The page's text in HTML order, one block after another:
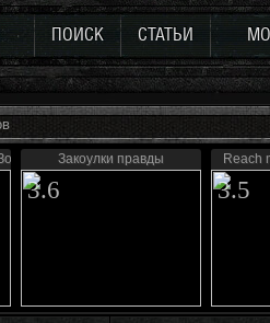
ПОИСК СТАТЬИ
Закоулки правды
3.6
Reach
3.5